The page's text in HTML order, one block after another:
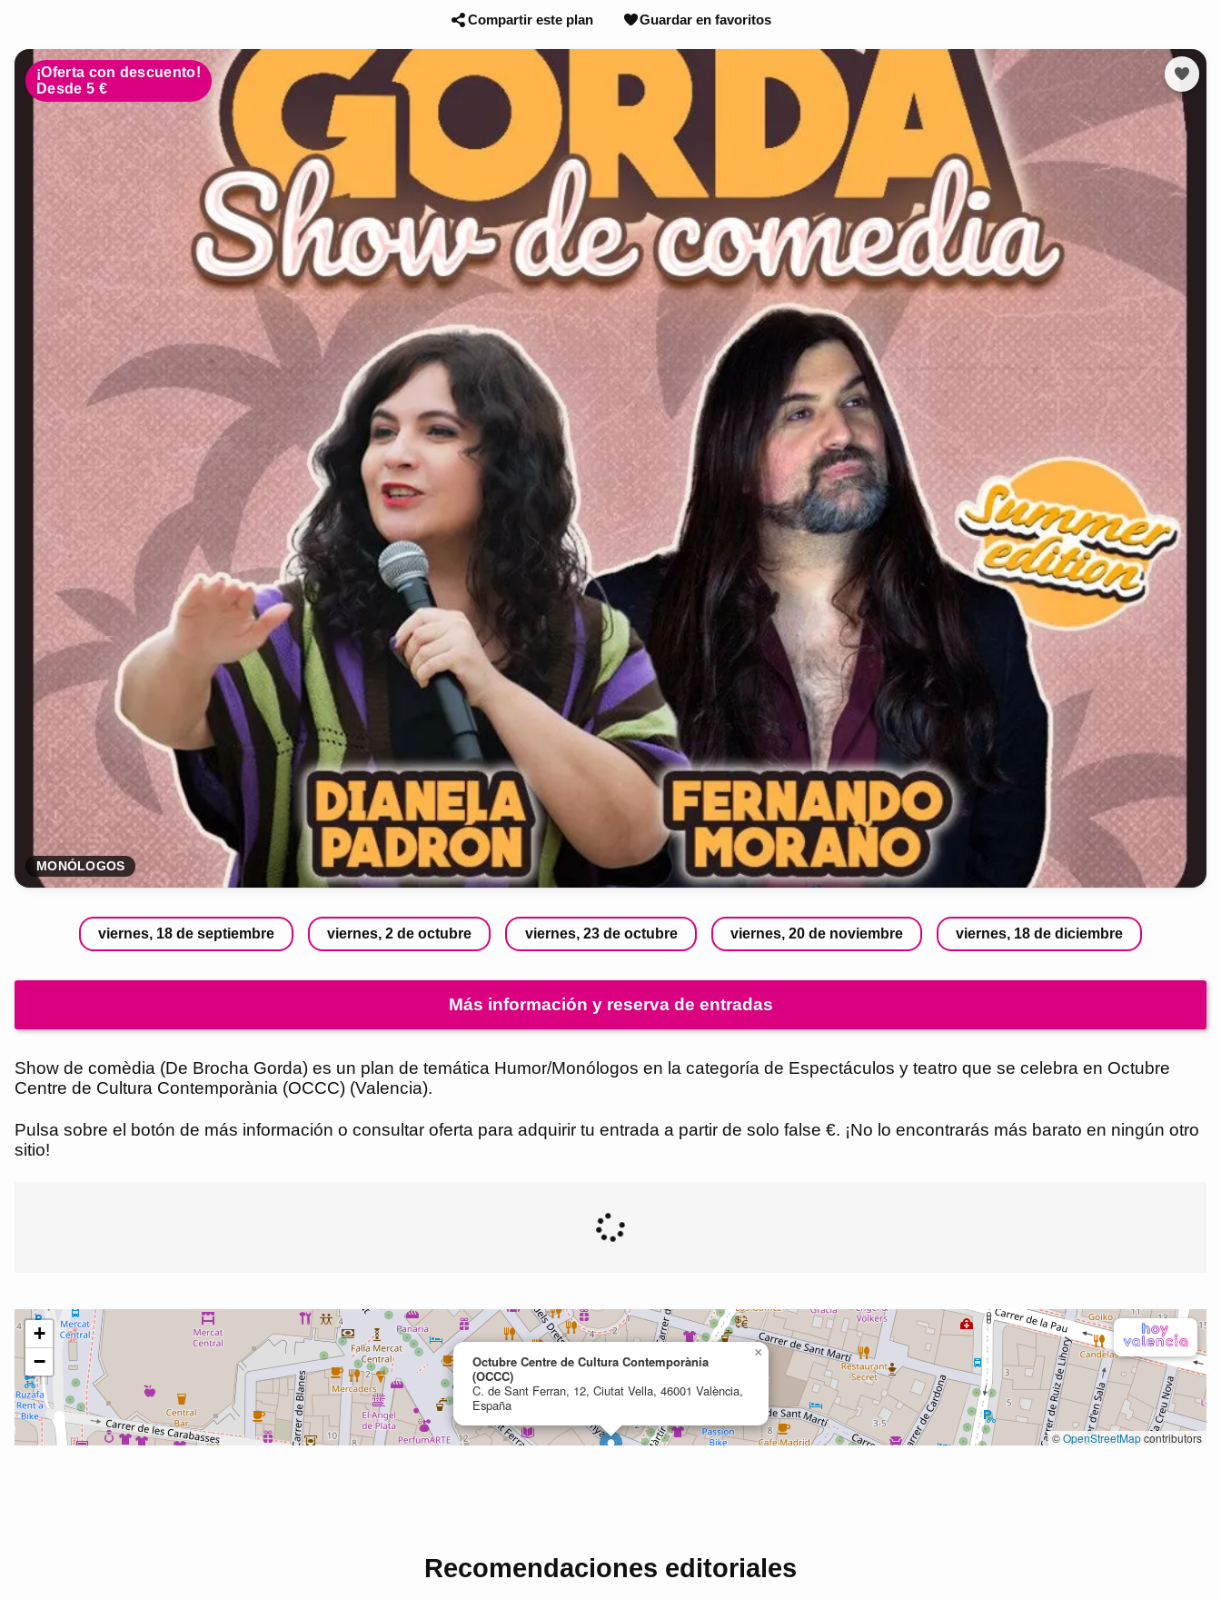
Compartir este plan Guardar en favoritos
¡Oferta con descuento!
Desde 5 €
MONÓLOGOS
viernes, 18 de septiembre viernes, 2 de octubre viernes, 23 de octubre viernes, 20 de noviembre viernes, 18 de diciembre
Más información y reserva de entradas
Show de comèdia (De Brocha Gorda) es un plan de temática Humor/Monólogos en la categoría de Espectáculos y teatro que se celebra en Octubre
Centre de Cultura Contemporània (OCCC) (Valencia).
Pulsa sobre el botón de más información o consultar oferta para adquirir tu entrada a partir de solo false €. ¡No lo encontrarás más barato en ningún otro
sitio!
Recomendaciones editoriales